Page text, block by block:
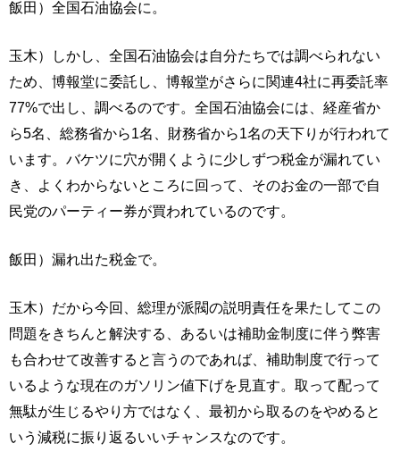
飯田）全国石油協会に。
玉木）しかし、全国石油協会は自分たちでは調べられない
ため、博報堂に委託し、博報堂がさらに関連4社に再委託率
77%で出し、調べるのです。全国石油協会には、経産省か
ら5名、総務省から1名、財務省から1名の天下りが行われて
います。バケツに穴が開くように少しずつ税金が漏れてい
き、よくわからないところに回って、そのお金の一部で自
民党のパーティー券が買われているのです。
飯田）漏れ出た税金で。
玉木）だから今回、総理が派閥の説明責任を果たしてこの
問題をきちんと解決する、あるいは補助金制度に伴う弊害
も合わせて改善すると言うのであれば、補助制度で行って
いるような現在のガソリン値下げを見直す。取って配って
無駄が生じるやり方ではなく、最初から取るのをやめると
いう減税に振り返るいいチャンスなのです。